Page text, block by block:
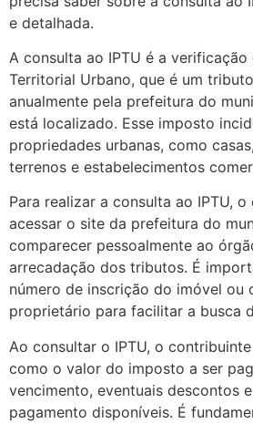
e detalhada.
A consulta ao IPTU é a
Territorial Urbano, que é um
anualmente pela prefeitura do
está localizado. Esse imposto
propriedades urbanas, como
terrenos e estabelecimentos
Para realizar a consulta ao IPTU,
acessar o site da prefeitura do
comparecer pessoalmente ao
arrecadação dos tributos. É
número de inscrição do imóvel ou
proprietário para facilitar a busca
Ao consultar o IPTU, o
como o valor do imposto a ser
vencimento, eventuais descontos
pagamento disponíveis. É